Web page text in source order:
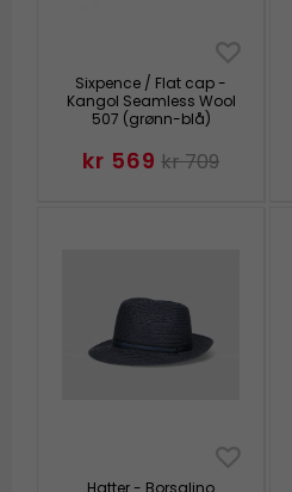
Sixpence / Flat cap -
Kangol Seamless Wool
507 (grønn-blå)
kr 569 kr 709
Hatter - Borsalino